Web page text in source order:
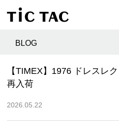
BLOG
【TIMEX】1976 ドレスレ
再入荷
2026.05.22